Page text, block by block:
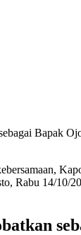
Bapak
Rabu 14/10/